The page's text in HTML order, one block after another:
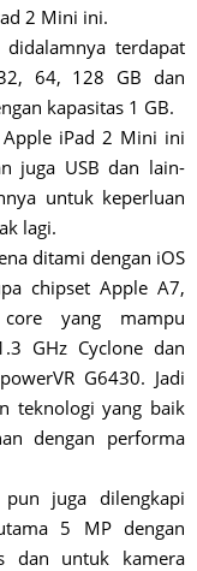
2 Mini ini.
terdapat
64, 128 GB dan
kapasitas 1 GB.
iPad 2 Mini ini
juga USB dan lain-
untuk keperluan
lagi.
ditami dengan iOS
chipset Apple A7,
yang mampu
GHz Cyclone dan
G6430. Jadi
teknologi yang baik
dengan performa
juga dilengkapi
5 MP dengan
dan untuk kamera